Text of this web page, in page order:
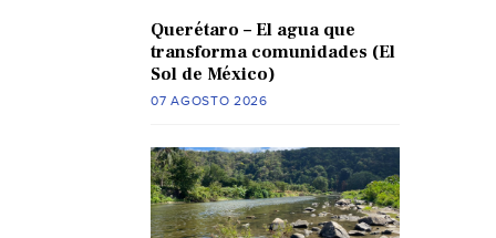
Querétaro – El agua que
transforma comunidades (El
Sol de México)
07 AGOSTO 2026